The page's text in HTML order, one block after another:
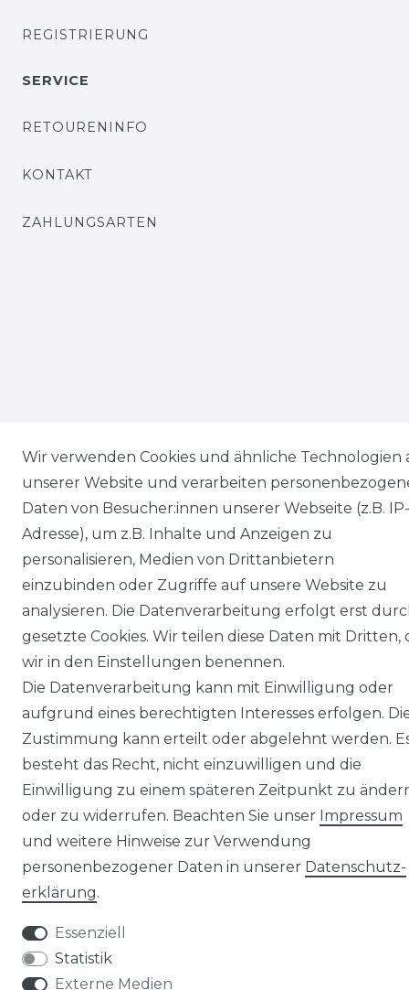
REGISTRIERUNG
SERVICE
RETOURENINFO
KONTAKT
ZAHLUNGSARTEN
© Copyright 2026 | Alle Rechte vorbehalten.
Wir verwenden Cookies und ähnliche Technologien
unserer Website und verarbeiten
Daten von Besucher:innen unserer Webseite (z.B. IP-
Adresse), um z.B. Inhalte und Anzeigen zu
personalisieren, Medien von Drittanbietern
einzubinden oder Zugriffe auf unsere Website zu
analysieren. Die Datenverarbeitung erfolgt erst
gesetzte Cookies. Wir teilen diese Daten mit Dritten,
wir in den Einstellungen benennen.
Die Datenverarbeitung kann mit Einwilligung oder
aufgrund eines berechtigten Interesses erfolgen.
Zustimmung kann erteilt oder abgelehnt werden.
besteht das Recht, nicht einzuwilligen und die
Einwilligung zu einem späteren Zeitpunkt zu
oder zu widerrufen. Beachten Sie unser Impressum
und weitere Hinweise zur Verwendung
personenbezogener Daten in unserer Daten­schutz­
erklärung.
Essenziell
Statistik
Externe Medien